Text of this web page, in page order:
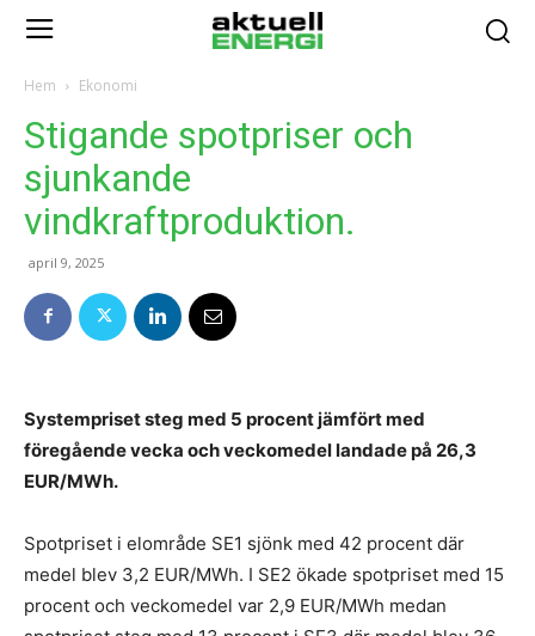
Hem Ekonomi
Stigande spotpriser och
sjunkande
vindkraftproduktion.
april 9, 2025
Systempriset steg med 5 procent jämfört med
föregående vecka och veckomedel landade på 26,3
EUR/MWh.
Spotpriset i elområde SE1 sjönk med 42 procent där
medel blev 3,2 EUR/MWh. I SE2 ökade spotpriset med 15
procent och veckomedel var 2,9 EUR/MWh medan